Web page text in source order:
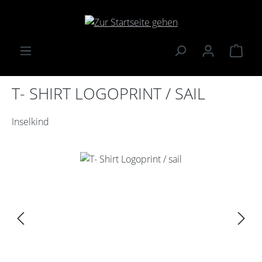
Zum Hauptinhalt springen
T- SHIRT LOGOPRINT / SAIL
Inselkind
Bildergalerie überspringen